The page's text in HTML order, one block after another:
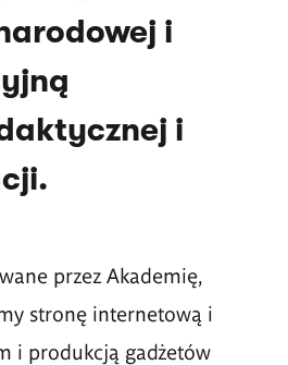
i
i
przez Akademię,
stronę internetową i
i produkcją gadżetów